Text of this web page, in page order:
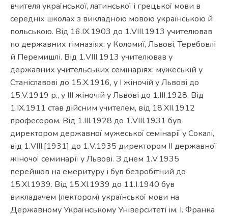
вчителя української, латинської і грецької мови в
середніх школах з викладною мовою українською й
польською. Від 16.ІХ.1903 до 1.VІІІ.1913 учителював
по державних гімназіях: у Коломиї, Львові, Теребовлі
й Перемишлі. Від 1.VІІІ.1913 учителював у
державних учительських семінаріях: мужеській у
Cтаніславові до 15.Х.1916, у І жіночій у Львові до
15.V.1919 р., у ІІІ жіночій у Львові до 1.ІІІ.1928. Від
1.ІХ.1911 став дійсним учителем, від 18.ХІІ.1912
професором. Від 1.ІІІ.1928 до 1.VІІІ.1931 був
директором державної мужеської семінарії у Сокалі,
від 1.VІІІ.[1931] до 1.V.1935 директором ІІ державної
жіночої семинарії у Львові. З днем 1.V.1935
перейшов на емеритуру і був безробітний до
15.ХІ.1939. Від 15.ХІ.1939 до 11.І.1940 був
викладачем (лектором) української мови на
Державному Українському Університеті ім. І. Франка